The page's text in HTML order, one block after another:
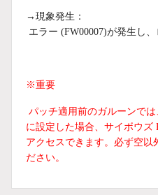
→現象発生：
エラー (FW00007)が発生し、
※重要
パッチ適用前のガルーンで
に設定した場合、サイボウ
アクセスできます。必ず空以
ださい。